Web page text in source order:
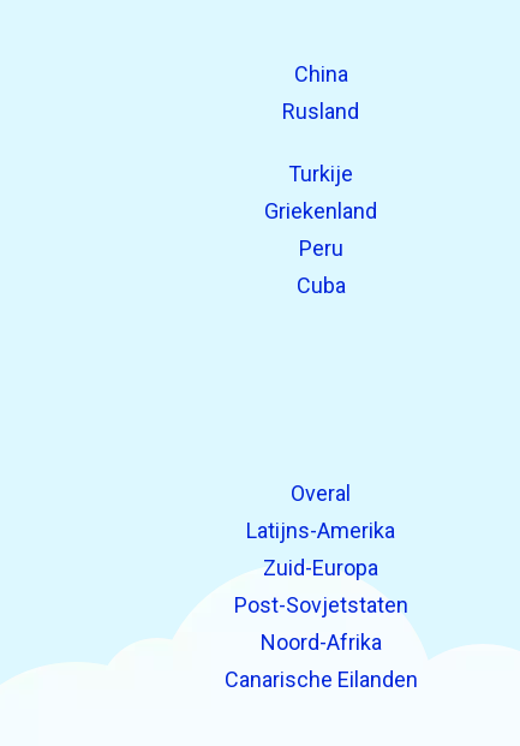
China
Rusland
Turkije
Griekenland
Peru
Cuba
Overal
Latijns-Amerika
Zuid-Europa
Post-Sovjetstaten
Noord-Afrika
Canarische Eilanden